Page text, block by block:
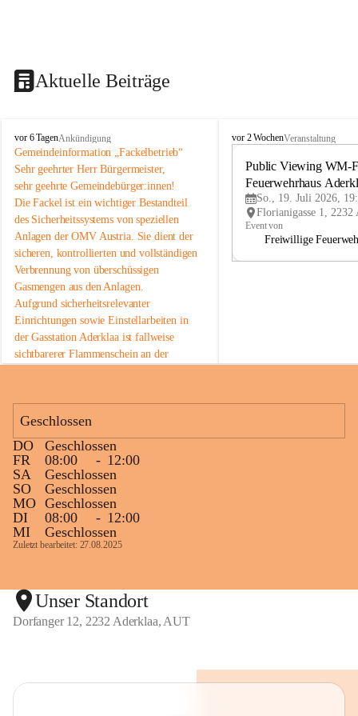
Aktuelle Beiträge
A
d
e
r
k
l
a
a
vor 6 TagenAnkündigung
Gemeindeinformation „Fackelbetrieb“
Sehr geehrter Herr Bürgermeister,
sehr geehrte Gemeindebürger:innen!
Die Fackel ist ein wichtiger Bestandteil
des Sicherheitssystems von speziellen
Anlagen der OMV Austria. Sie dient der
sicheren, kontrollierten und vollständigen
Verbrennung von überschüssigen
Gasmengen aus den Anlagen.
Aufgrund sicherheitsrelevanter
Einrichtungen sowie Einstellarbeiten in
der Gasstation Aderklaa ist fallweise
sichtbarerer Flammenschein an der
diese gut kontrollierte Flamme sichtbar
sein.
Die OMV Austria ist bemüht, für die
Bevölkerung ungewohnte, jedoch
technisch notwendige Betriebszustände so
kurz wie möglich zu halten.
Wir bitten daher die umliegende
Bevölkerung um Verständnis.
GmbH
Anrainerservice
A
vor 2 WochenVeranstaltung
Public Viewing WM-
Feuerwehrhaus
So., 19. Juli 2026,
Event von
Freiwillige
Geschlossen
DO
Geschlossen
FR
08:00 - 12:00
SA
Geschlossen
SO
Geschlossen
MO Geschlossen
DI
08:00 - 12:00
MI
Geschlossen
Zuletzt bearbeitet: 27.08.2025
Unser Standort
Dorfanger 12, 2232 Aderklaa, AUT